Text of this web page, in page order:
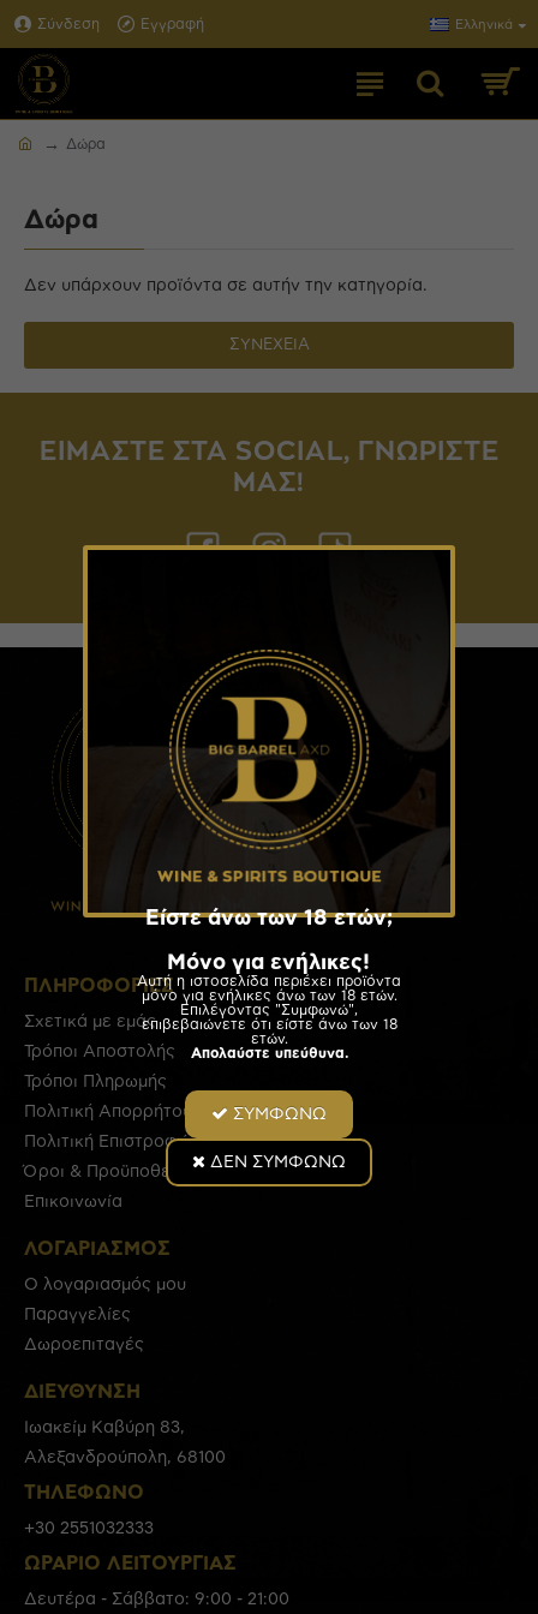
Σύνδεση Εγγραφή Ελληνικά
Δώρα
Δώρα
Δεν υπάρχουν προϊόντα σε αυτήν την κατηγορία.
ΣΥΝΈΧΕΙΑ
Είστε άνω των 18 ετών;
Μόνο για ενήλικες!
Αυτή η ιστοσελίδα περιέχει προϊόντα
μόνο για ενήλικες άνω των 18 ετών.
Επιλέγοντας "Συμφωνώ",
επιβεβαιώνετε ότι είστε άνω των 18
ετών.
Απολαύστε υπεύθυνα.
ΣΥΜΦΩΝΩ
ΔΕΝ ΣΥΜΦΩΝΩ
ΕΙΜΑΣΤΕ ΣΤΑ SOCIAL, ΓΝΩΡΙΣΤΕ
ΜΑΣ!
ΠΛΗΡΟΦΟΡΊΕΣ
Σχετικά με εμάς
Τρόποι Αποστολής
Τρόποι Πληρωμής
Πολιτική Απορρήτου
Πολιτική Επιστροφών
Όροι & Προϋποθέσεις
Επικοινωνία
ΛΟΓΑΡΙΑΣΜΟΣ
Ο λογαριασμός μου
Παραγγελίες
Δωροεπιταγές
ΔΙΕΎΘΥΝΣΗ
Ιωακείμ Καβύρη 83,
Αλεξανδρούπολη, 68100
ΤΗΛΈΦΩΝΟ
+30 2551032333
ΩΡΆΡΙΟ ΛΕΙΤΟΥΡΓΊΑΣ
Δευτέρα - Σάββατο: 9:00 - 21:00